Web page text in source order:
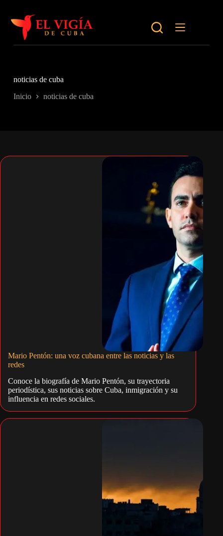
contenido
noticias de cuba
Inicio noticias de cuba
Mario Pentón: una voz cubana entre las noticias y las
redes
Conoce la biografía de Mario Pentón, su trayectoria
periodística, sus noticias sobre Cuba, inmigración y su
influencia en redes sociales.